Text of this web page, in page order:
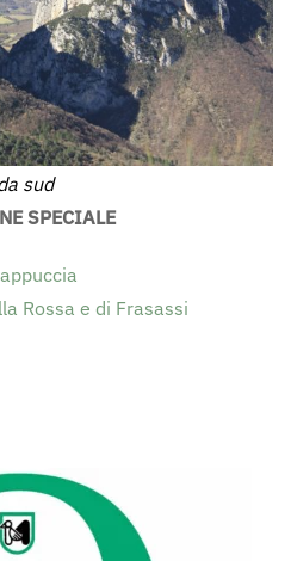
sud
SPECIALE
Rossa e di Frasassi